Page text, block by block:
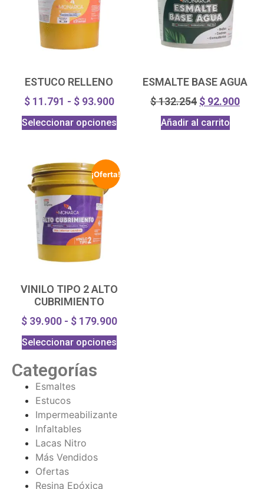
ESTUCO RELLENO
$11.791 - $93.900
Seleccionar opciones
ESMALTE BASE AGUA
$132.254 $ 92.900
Añadir al carrito
¡Oferta!
VINILO TIPO 2 ALTO
CUBRIMIENTO
$39.900 - $179.900
Seleccionar opciones
Categorías
Esmaltes
Estucos
Impermeabilizante
Infaltables
Lacas Nitro
Más Vendidos
Ofertas
Resina Epóxica